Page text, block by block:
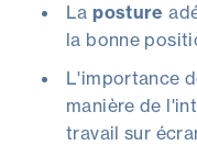
Laposture
la bonne
L'importance
manière de
travail sur